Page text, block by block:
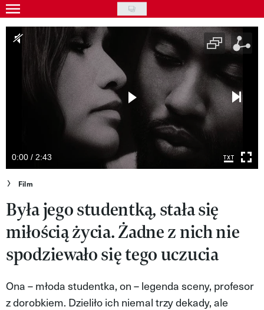
Skip
to
main
Gwiazdy
Moda
Kultura
Wideo
Nasze akcje
VIVA!ART
VIVA!MODA
VIVA!MAN
0:00 / 2:43
Film
Była jego studentką, stała się
miłością życia. Żadne z nich nie
spodziewało się tego uczucia
Ona – młoda studentka, on – legenda sceny, profesor
z dorobkiem. Dzieliło ich niemal trzy dekady, ale